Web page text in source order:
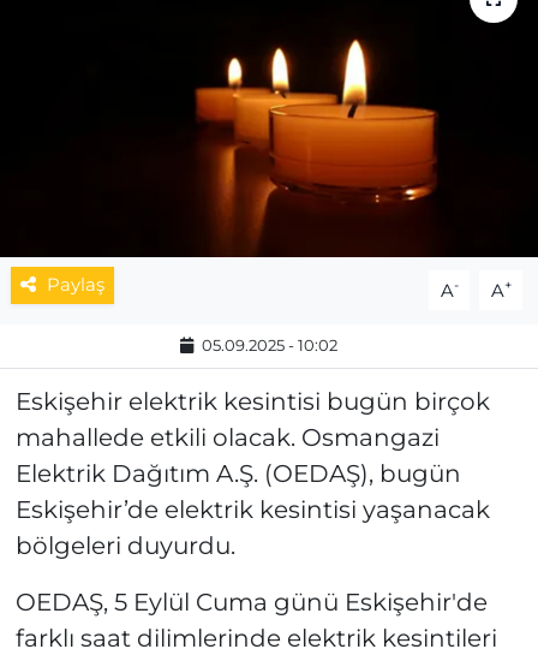
Paylaş A- A+
05.09.2025 - 10:02
Eskişehir elektrik kesintisi bugün birçok
mahallede etkili olacak. Osmangazi
Elektrik Dağıtım A.Ş. (OEDAŞ), bugün
Eskişehir’de elektrik kesintisi yaşanacak
bölgeleri duyurdu.
OEDAŞ, 5 Eylül Cuma günü Eskişehir'de
farklı saat dilimlerinde elektrik kesintileri
ESKİŞEHİRSPOR